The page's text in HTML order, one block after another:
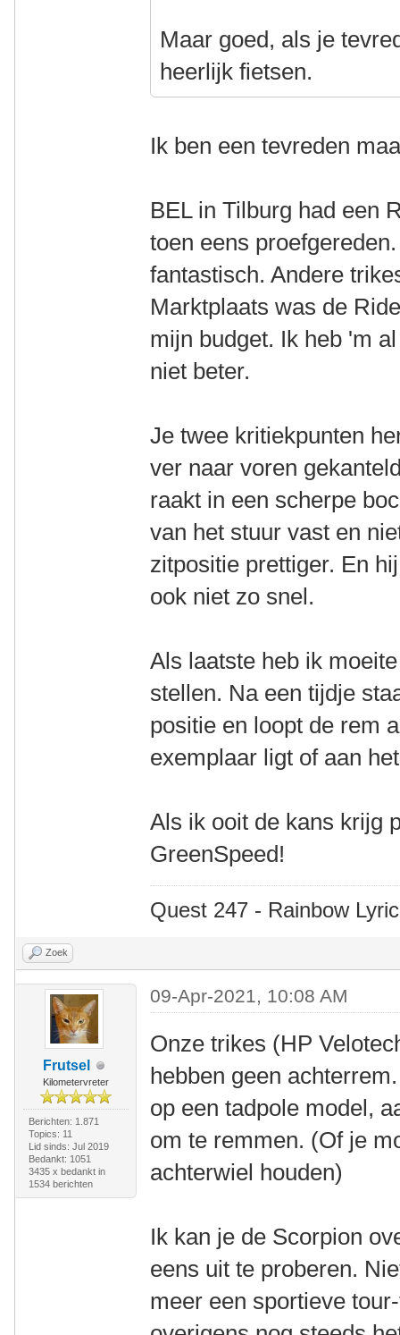
Maar goed, als je
heerlijk fietsen.
Ik ben een tevreden
BEL in Tilburg had een
toen eens
fantastisch. Andere
Marktplaats was de
mijn budget. Ik heb 'm
niet beter.
Je twee kritiekpunten
ver naar voren
raakt in een scherpe
van het stuur vast en
zitpositie prettiger. En
ook niet zo snel.
Als laatste heb ik
stellen. Na een tijdje
positie en loopt de rem
exemplaar ligt of aan
Als ik ooit de kans krijg
GreenSpeed!
Quest 247 - Rainbow
Zoek
Frutsel
Kilometervreter
Berichten: 1.871
Topics: 11
Lid sinds: Jul 2019
Bedankt: 1051
3435 x bedankt in
1534 berichten
09-Apr-2021, 10:08 AM
Onze trikes (HP
hebben geen
op een tadpole model,
om te remmen. (Of je
achterwiel houden)
Ik kan je de Scorpion
eens uit te proberen.
meer een sportieve